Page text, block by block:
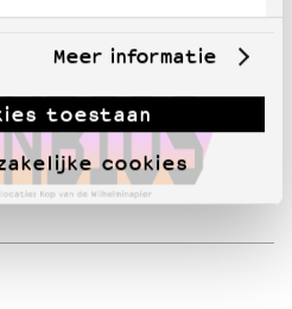
Meer informatie
toestaan
cookies
– VNPF